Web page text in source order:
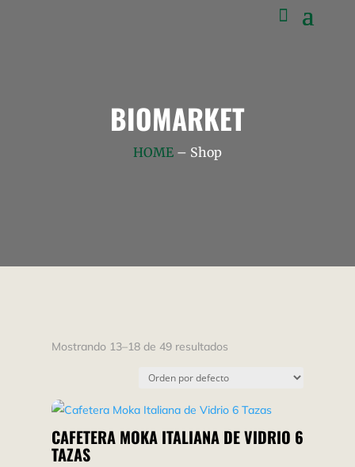
BIOMARKET
HOME– Shop
Mostrando 13–18 de 49 resultados
CAFETERA MOKA ITALIANA DE VIDRIO 6
TAZAS